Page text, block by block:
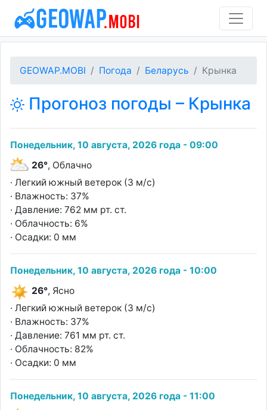
GEOWAP.MOBI Погода Беларусь Крынка
Прогоноз погоды – Крынка
Понедельник, 10 августа, 2026 года - 09:00
26°, Облачно
· Легкий южный ветерок (3 м/с)
· Влажность: 37%
· Давление: 762 мм рт. ст.
· Облачность: 6%
· Осадки: 0 мм
Понедельник, 10 августа, 2026 года - 10:00
26°, Ясно
· Легкий южный ветерок (3 м/с)
· Влажность: 37%
· Давление: 761 мм рт. ст.
· Облачность: 82%
· Осадки: 0 мм
Понедельник, 10 августа, 2026 года - 11:00